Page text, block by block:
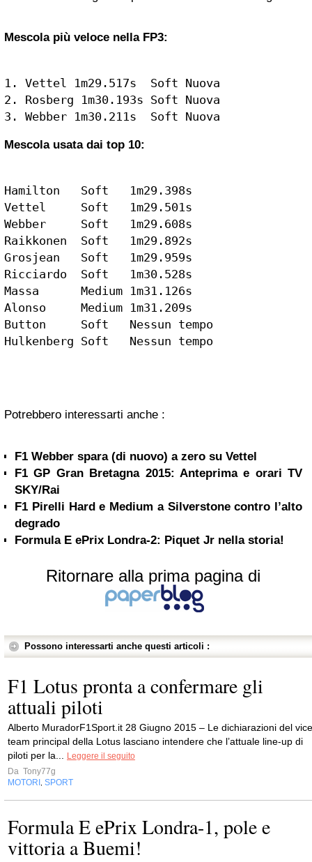
Mescola più veloce nella FP3:
1. Vettel 1m29.517s  Soft Nuova
2. Rosberg 1m30.193s Soft Nuova
3. Webber 1m30.211s  Soft Nuova
Mescola usata dai top 10:
Hamilton   Soft   1m29.398s
Vettel     Soft   1m29.501s
Webber     Soft   1m29.608s
Raikkonen  Soft   1m29.892s
Grosjean   Soft   1m29.959s
Ricciardo  Soft   1m30.528s
Massa      Medium 1m31.126s
Alonso     Medium 1m31.209s
Button     Soft   Nessun tempo
Hulkenberg Soft   Nessun tempo
Potrebbero interessarti anche :
F1 Webber spara (di nuovo) a zero su Vettel
F1 GP Gran Bretagna 2015: Anteprima e orari TV
SKY/Rai
F1 Pirelli Hard e Medium a Silverstone contro l’alto
degrado
Formula E ePrix Londra-2: Piquet Jr nella storia!
Ritornare alla prima pagina di
Possono interessarti anche questi articoli :
F1 Lotus pronta a confermare gli
attuali piloti
Alberto MuradorF1Sport.it 28 Giugno 2015 – Le dichiarazioni del vice
team principal della Lotus lasciano intendere che l’attuale line-up di
piloti per la... Leggere il seguito
Da Tony77g
MOTORI , SPORT
Formula E ePrix Londra-1, pole e
vittoria a Buemi!